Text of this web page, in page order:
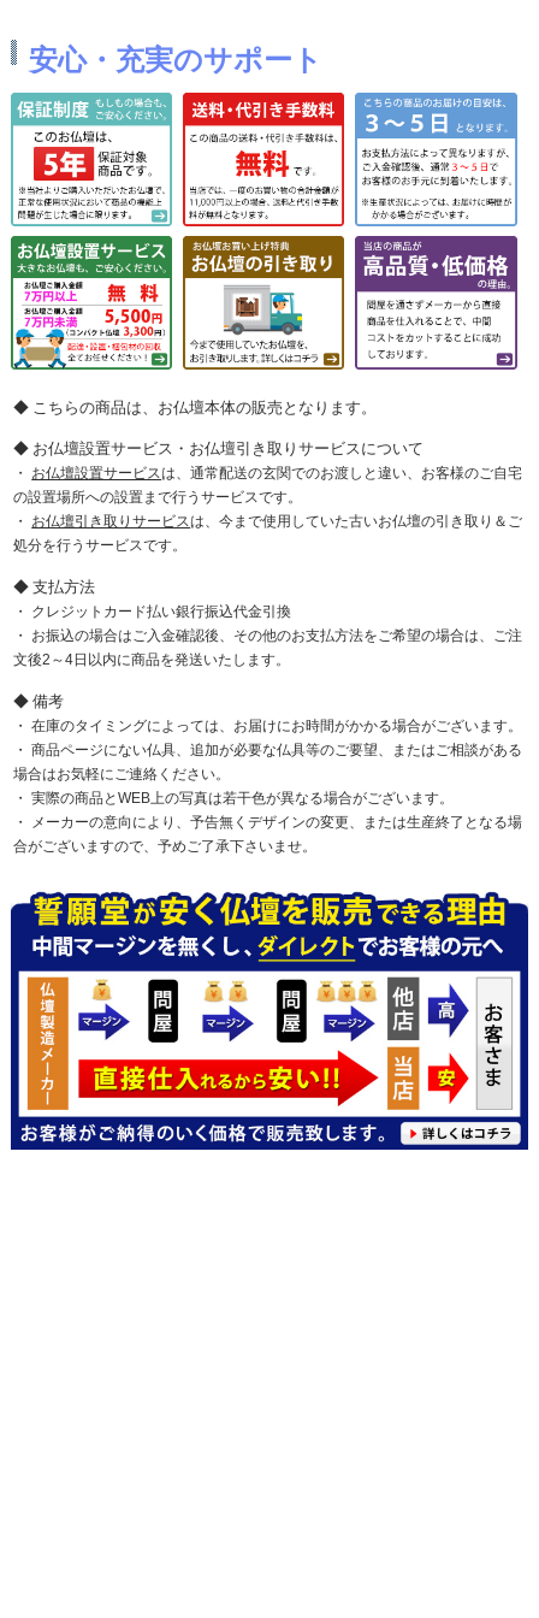
安心・充実のサポート
こちらの商品は、お仏壇本体の販売となります。
お仏壇設置サービス・お仏壇引き取りサービスについて
お仏壇設置サービスは、通常配送の玄関でのお渡しと違い、お客様のご自宅
の設置場所への設置まで行うサービスです。
お仏壇引き取りサービスは、今まで使用していた古いお仏壇の引き取り＆ご
処分を行うサービスです。
支払方法
クレジットカード払い銀行振込代金引換
お振込の場合はご入金確認後、その他のお支払方法をご希望の場合は、ご注
文後2～4日以内に商品を発送いたします。
備考
在庫のタイミングによっては、お届けにお時間がかかる場合がございます。
商品ページにない仏具、追加が必要な仏具等のご要望、またはご相談がある
場合はお気軽にご連絡ください。
実際の商品とWEB上の写真は若干色が異なる場合がございます。
メーカーの意向により、予告無くデザインの変更、または生産終了となる場
合がございますので、予めご了承下さいませ。